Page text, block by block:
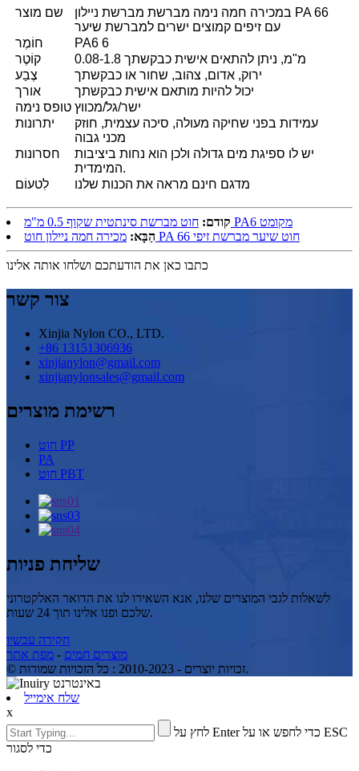
שם מוצר
במכירה חמה נימה מברשת מברשת ניילון PA 66
עם זיפים קמוצים ישרים למברשת שיער
חוֹמֶר
PA6 6
קוֹטֶר
0.08-1.8 מ"מ, ניתן להתאים אישית כבקשתך
צֶבַע
ירוק, אדום, צהוב, שחור או כבקשתך
אורך
יכול להיות מותאם אישית כבקשתך
טופס נימה ישר/גל/מכווץ
יתרונות
עמידות בפני שחיקה מעולה, סיכה עצמית, חוזק
מכני גבוה
חסרונות
יש לו ספיגת מים גדולה ולכן הוא נחות ביציבות
המימדית.
לִטעוֹם
מדגם חינם מראה את הכנות שלנו
קודם:
חוט מברשת סינתטית שקוף 0.5 מ"מ PA6 מקומט
הַבָּא:
מכירה חמה ניילון חוט PA 66 חוט שיער מברשת זיפי
כתבו כאן את הודעתכם ושלחו אותה אלינו
צור קשר
Xinjia Nylon CO., LTD.
+86 13151306936
xinjianylon@gmail.com
xinjianylonsales@gmail.com
רשימת מוצרים
חוט PP
PA
חוט PBT
שליחת פניות
לשאלות לגבי המוצרים שלנו, אנא השאירו לנו את הדואר האלקטרוני
שלכם ופנו אלינו תוך 24 שעות.
חקירה עכשיו
מוצרים חמים - מפת אתר
© זכויות יוצרים - 2010-2023 : כל הזכויות שמורות.
שלח אימייל
x
לחץ על Enter כדי לחפש או על ESC
כדי לסגור